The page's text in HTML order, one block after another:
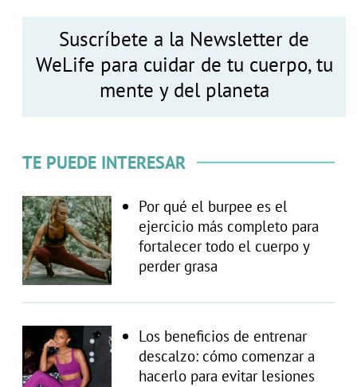
Suscríbete a la Newsletter de
WeLife para cuidar de tu cuerpo, tu
mente y del planeta
TE PUEDE INTERESAR
Por qué el burpee es el
ejercicio más completo para
fortalecer todo el cuerpo y
perder grasa
Los beneficios de entrenar
descalzo: cómo comenzar a
hacerlo para evitar lesiones